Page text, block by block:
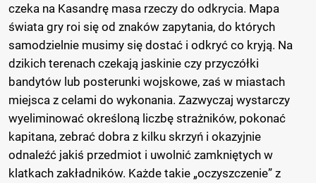
czeka na Kasandrę masa rzeczy do odkrycia. Mapa
świata gry roi się od znaków zapytania, do których
samodzielnie musimy się dostać i odkryć co kryją. Na
dzikich terenach czekają jaskinie czy przyczółki
bandytów lub posterunki wojskowe, zaś w miastach
miejsca z celami do wykonania. Zazwyczaj wystarczy
wyeliminować określoną liczbę strażników, pokonać
kapitana, zebrać dobra z kilku skrzyń i okazyjnie
odnaleźć jakiś przedmiot i uwolnić zamkniętych w
klatkach zakładników. Każde takie „oczyszczenie” z